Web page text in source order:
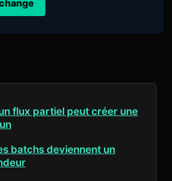
flux partiel peut créer une
batchs deviennent un